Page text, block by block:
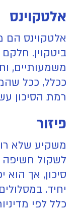
אלטקוינס
אלטקוינס הם
ביטקוין. חלקם
משמעותיים,
ככלל, ככל
רמת הסיכון
פיזור
משקיע שלא
לשקול חשיפה
סיכון, אך
יחיד.
כלל לפי